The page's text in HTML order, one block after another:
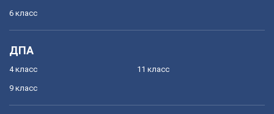
6 класс
ДПА
4 класс
9 класс
11 класс